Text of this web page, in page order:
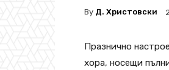
By Д. Христовски
Празнично
хора, носещи